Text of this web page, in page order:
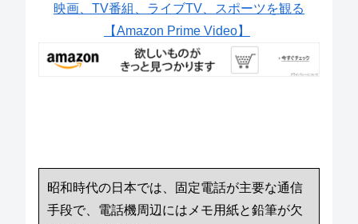
映画、TV番組、ライブTV、スポーツを観る
【Amazon Prime Video】
昭和時代の日本では、固定電話が主要な通信
手段で、電話機周辺にはメモ用紙と鉛筆が欠